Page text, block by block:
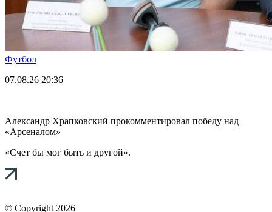
Футбол
07.08.26 20:36
Александр Храпковский прокомментировал победу над
«Арсеналом»
«Счет бы мог быть и другой».
© Copyright 2026